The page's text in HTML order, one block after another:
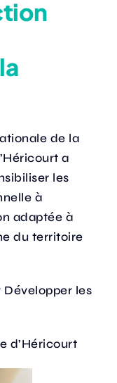
Contact
de la
a
les
à
adaptée à
du territoire
Développer les
d’Héricourt